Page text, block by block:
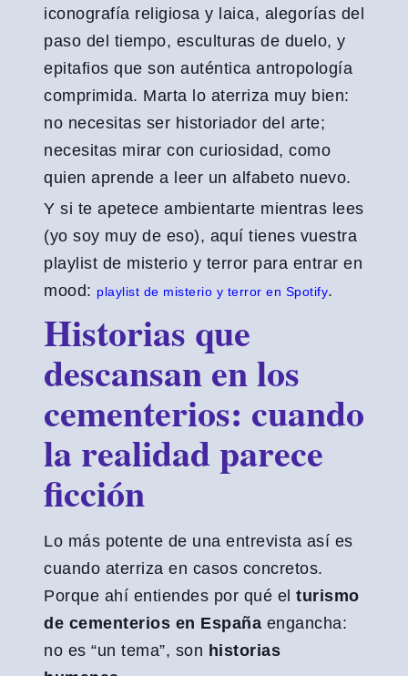
iconografía religiosa y laica, alegorías del
paso del tiempo, esculturas de duelo, y
epitafios que son auténtica antropología
comprimida. Marta lo aterriza muy bien:
no necesitas ser historiador del arte;
necesitas mirar con curiosidad, como
quien aprende a leer un alfabeto nuevo.
Y si te apetece ambientarte mientras lees
(yo soy muy de eso), aquí tienes vuestra
playlist de misterio y terror para entrar en
mood: playlist de misterio y terror en Spotify.
Historias que
descansan en los
cementerios: cuando
la realidad parece
ficción
Lo más potente de una entrevista así es
cuando aterriza en casos concretos.
Porque ahí entiendes por qué el turismo
de cementerios en España engancha:
no es “un tema”, son historias